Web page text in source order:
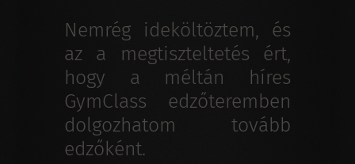
Nemrég ideköltöztem, és
az a megtiszteltetés ért,
hogy a méltán híres
GymClass edzőteremben
dolgozhatom tovább
edzőként.